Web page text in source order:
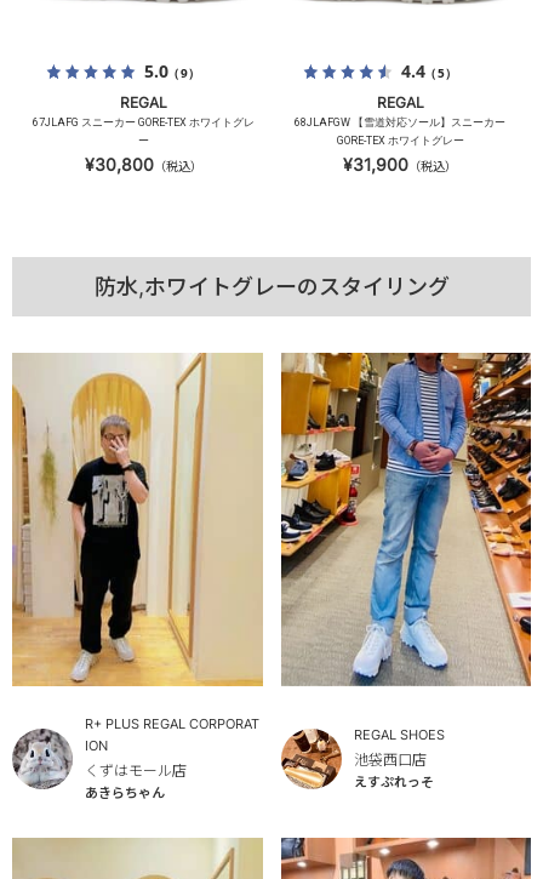
5.0（9）
REGAL
67JLAFG スニーカー GORE-TEX ホワイトグレ
ー
¥30,800（税込）
4.4（5）
REGAL
68JLAFGW 【雪道対応ソール】スニーカー
GORE-TEX ホワイトグレー
¥31,900 （税込）
防水,ホワイトグレーのスタイリング
R+ PLUS REGAL CORPORAT
ION
くずはモール店
あきらちゃん
REGAL SHOES
池袋西口店
えすぷれっそ